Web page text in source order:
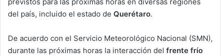
previstos para las próximas horas en diversas regiones
del país, incluido el estado de Querétaro.
De acuerdo con el Servicio Meteorológico Nacional (SMN),
durante las próximas horas la interacción del frente frío